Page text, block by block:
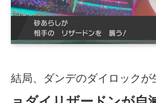
結局、ダンデのダイロックが